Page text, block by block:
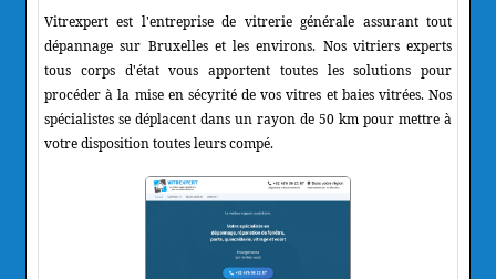
Vitrexpert est l'entreprise de vitrerie générale assurant tout
dépannage sur Bruxelles et les environs. Nos vitriers experts
tous corps d'état vous apportent toutes les solutions pour
procéder à la mise en sécyrité de vos vitres et baies vitrées. Nos
spécialistes se déplacent dans un rayon de 50 km pour mettre à
votre disposition toutes leurs compé.